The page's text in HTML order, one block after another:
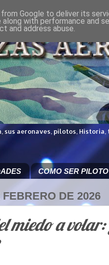
sus aeronaves, pilotos,
COMO SER PILOTO
DE 2026
miedo a volar:
Google to deliver its
along with performance and
and address abuse.